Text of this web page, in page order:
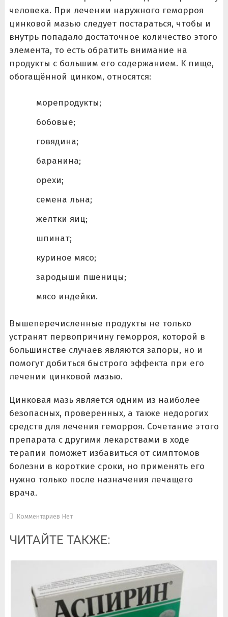
человека. При лечении наружного геморроя
цинковой мазью следует постараться, чтобы и
внутрь попадало достаточное количество этого
элемента, то есть обратить внимание на
продукты с большим его содержанием. К пище,
обогащённой цинком, относятся:
морепродукты;
бобовые;
говядина;
баранина;
орехи;
семена льна;
желтки яиц;
шпинат;
куриное мясо;
зародыши пшеницы;
мясо индейки.
Вышеперечисленные продукты не только
устранят первопричину геморроя, которой в
большинстве случаев являются запоры, но и
помогут добиться быстрого эффекта при его
лечении цинковой мазью.
Цинковая мазь является одним из наиболее
безопасных, проверенных, а также недорогих
средств для лечения геморроя. Сочетание этого
препарата с другими лекарствами в ходе
терапии поможет избавиться от симптомов
болезни в короткие сроки, но применять его
нужно только после назначения лечащего
врача.
Комментариев Нет
ЧИТАЙТЕ ТАКЖЕ: